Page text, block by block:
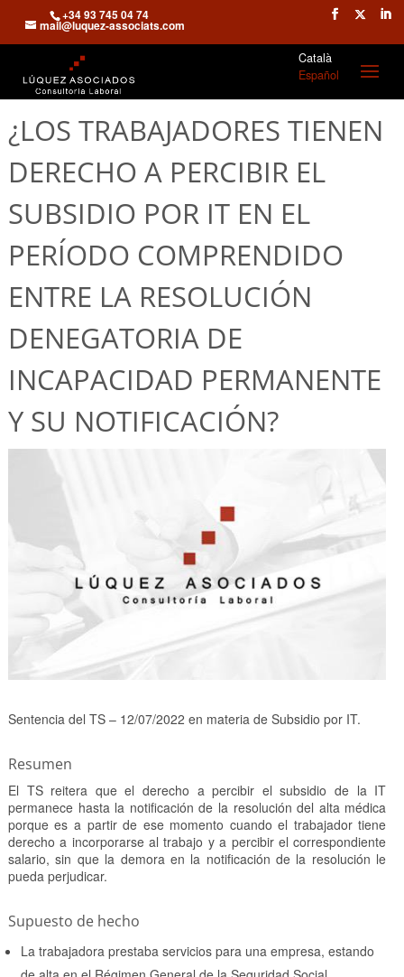
+34 93 745 04 74
mail@luquez-associats.com
Català
Español
¿LOS TRABAJADORES TIENEN
DERECHO A PERCIBIR EL
SUBSIDIO POR IT EN EL
PERÍODO COMPRENDIDO
ENTRE LA RESOLUCIÓN
DENEGATORIA DE
INCAPACIDAD PERMANENTE
Y SU NOTIFICACIÓN?
Sentencia del TS – 12/07/2022 en materia de Subsidio por IT.
Resumen
El TS reitera que el derecho a percibir el subsidio de la IT
permanece hasta la notificación de la resolución del alta médica
porque es a partir de ese momento cuando el trabajador tiene
derecho a incorporarse al trabajo y a percibir el correspondiente
salario, sin que la demora en la notificación de la resolución le
pueda perjudicar.
Supuesto de hecho
La trabajadora prestaba servicios para una empresa, estando